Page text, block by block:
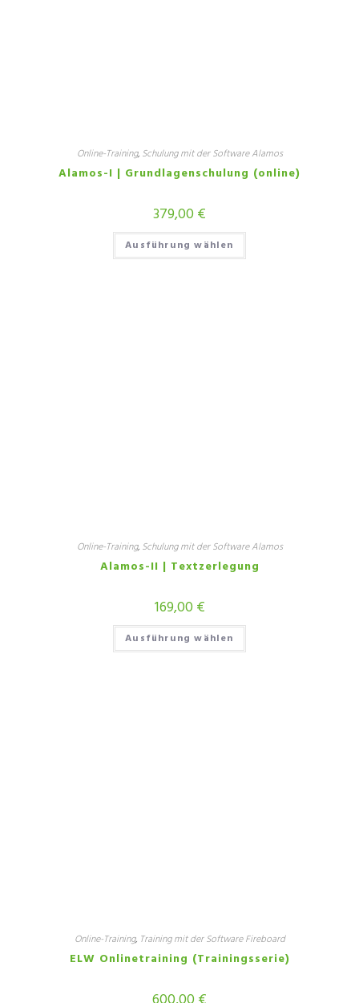
Online-Training, Schulung mit der Software Alamos
Alamos-I | Grundlagenschulung (online)
379,00€
Ausführung wählen
Online-Training, Schulung mit der Software Alamos
Alamos-II | Textzerlegung
169,00€
Ausführung wählen
Online-Training, Training mit der Software Fireboard
ELW Onlinetraining (Trainingsserie)